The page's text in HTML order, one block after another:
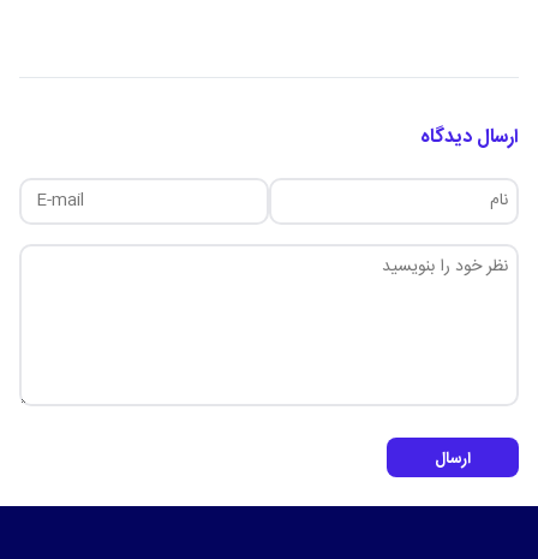
ارسال دیدگاه
ارسال